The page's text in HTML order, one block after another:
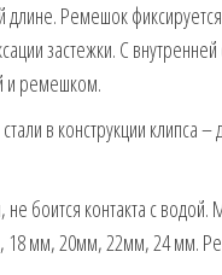
Ремешок
застежки. С
и ремешком.
в конструкции клипса –
боится контакта с
18 мм, 20мм, 22мм, 24 мм.